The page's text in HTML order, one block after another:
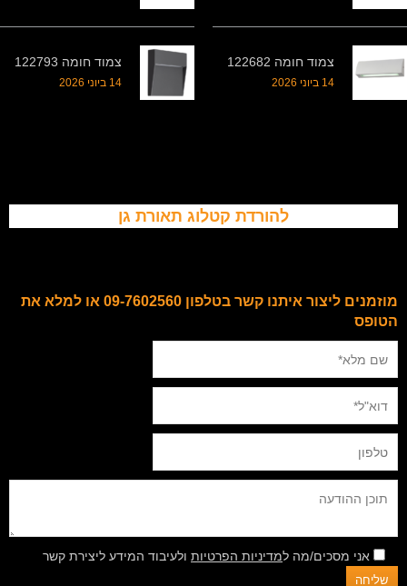
צמוד חומה 122682
14 ביוני 2026
צמוד חומה 122793
14 ביוני 2026
להורדת קטלוג תאורת גן
מוזמנים ליצור איתנו קשר בטלפון 09-7602560 או למלא את
הטופס
אני מסכים/מה למדיניות הפרטיות ולעיבוד המידע ליצירת קשר